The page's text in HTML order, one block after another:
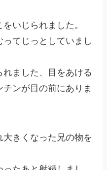
いじられました。
てじっとしていまし
ました、目をあける
ンが目の前にありま
きくなった兄の物を